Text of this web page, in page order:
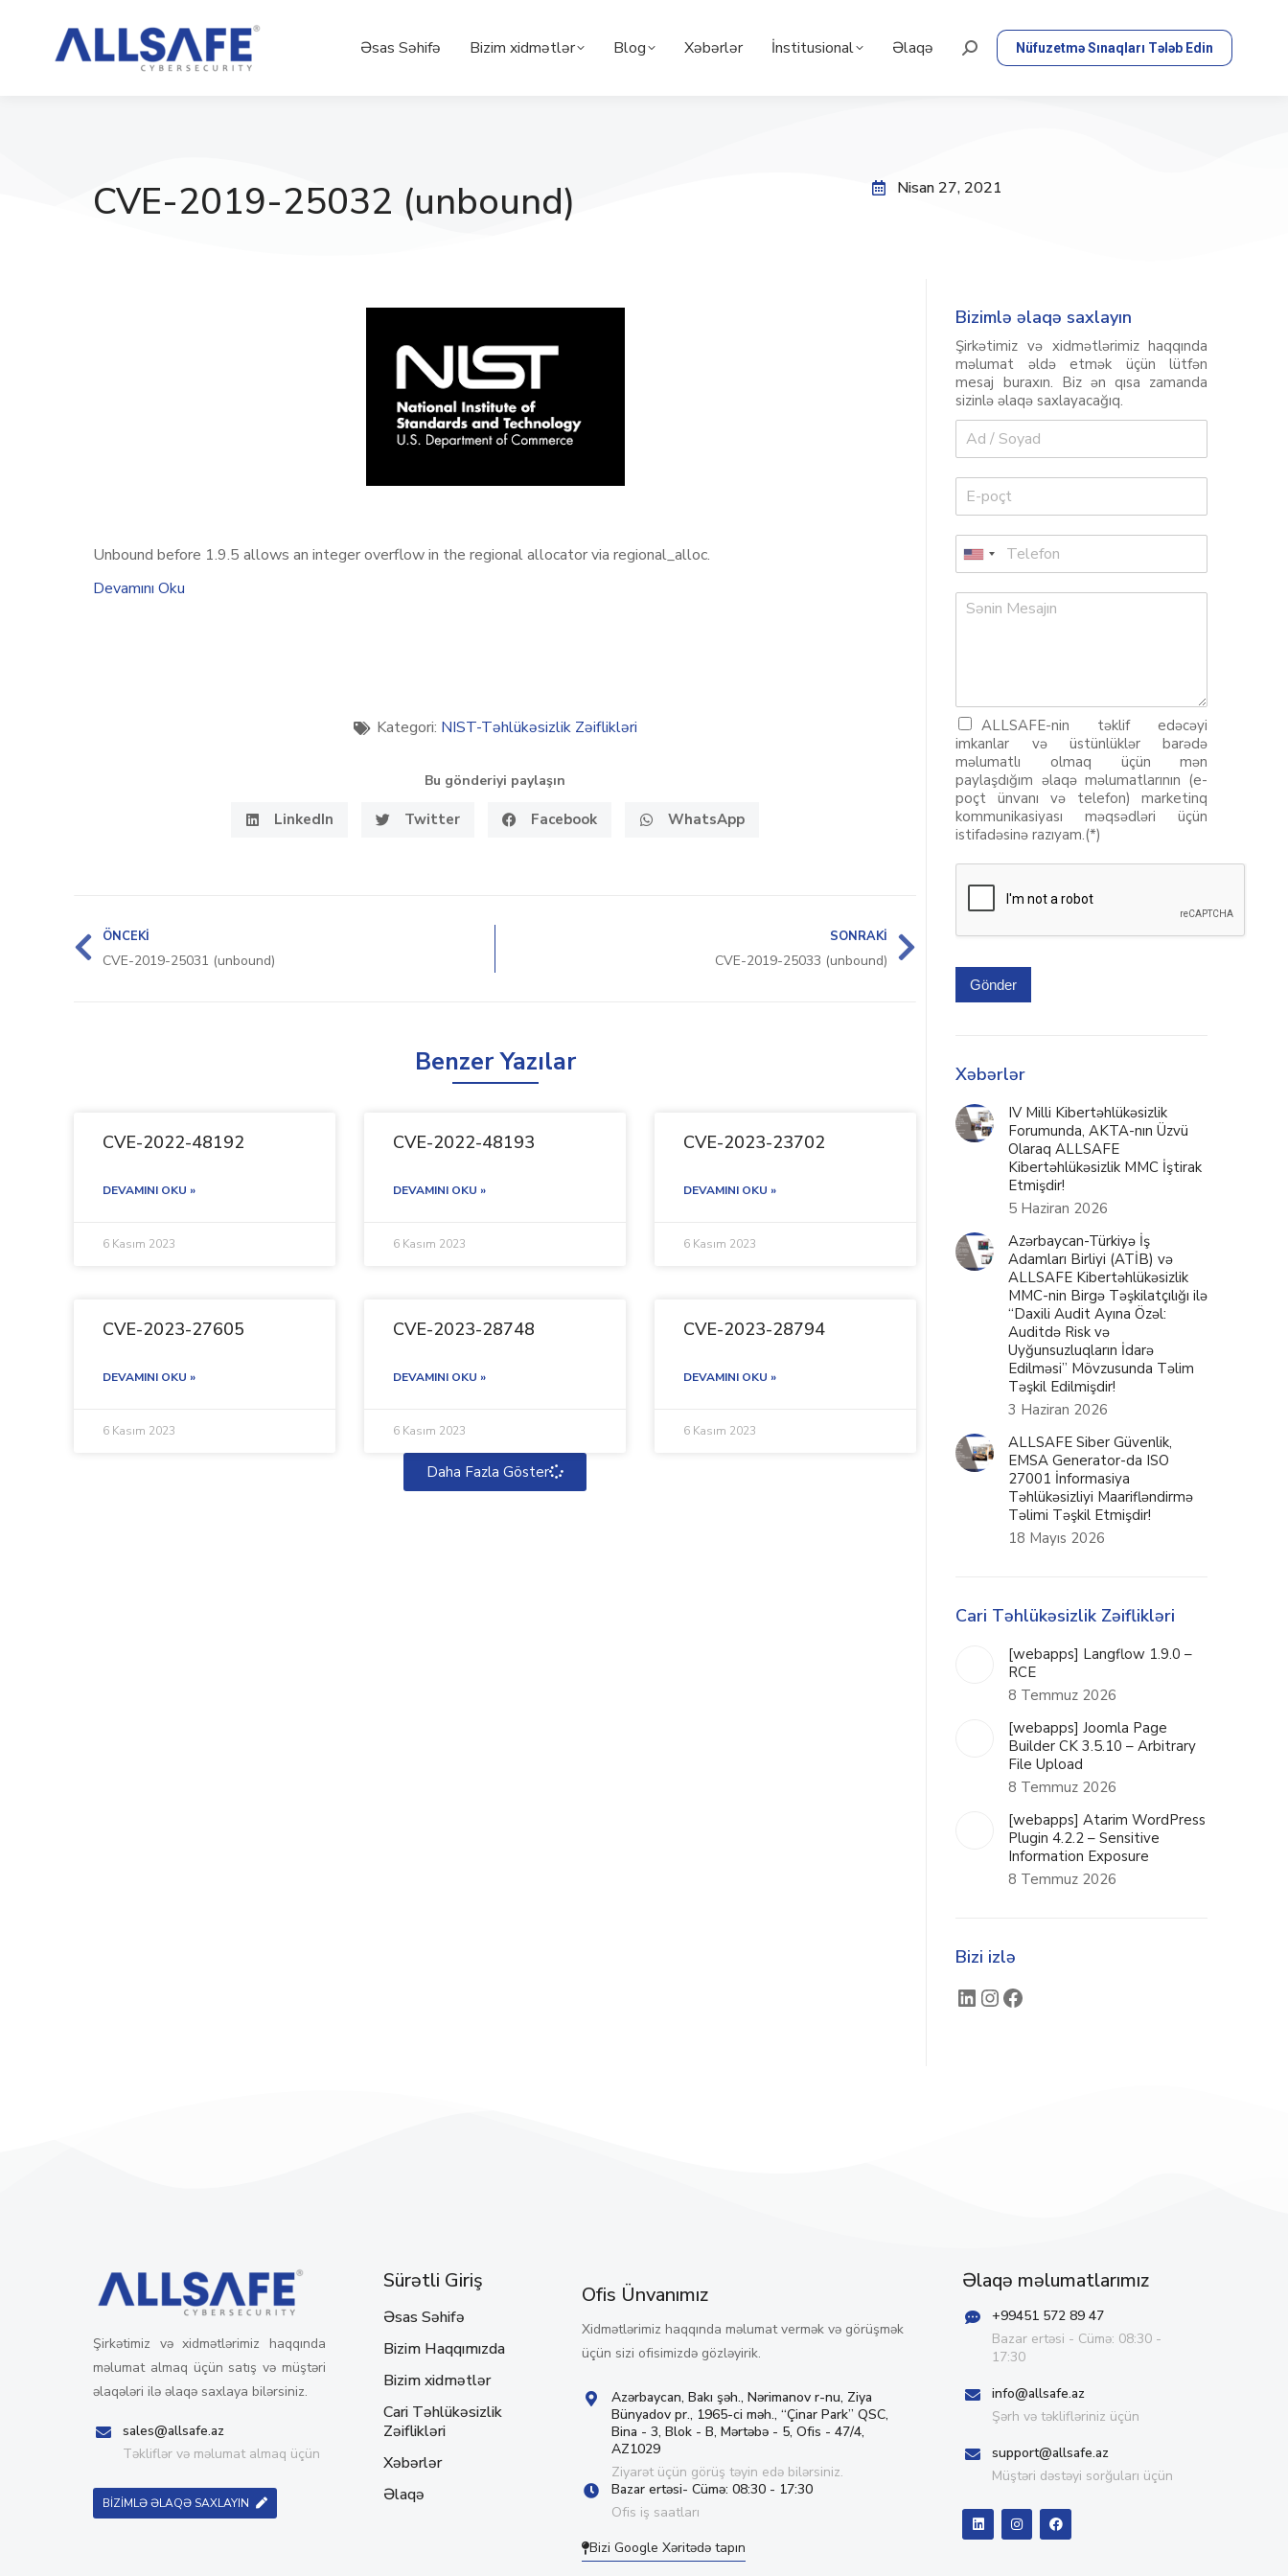
Əsas Səhifə Bizim xidmətlər Blog Xəbərlər İnstitusional Əlaqə Nüfuzetmə Sınaqları Tələb Edin
CVE-2019-25032 (unbound) Nisan 27, 2021
Unbound before 1.9.5 allows an integer overflow in the regional allocator via regional_alloc.
Devamını Oku
Kategori: NIST-Təhlükəsizlik Zəiflikləri
Bu gönderiyi paylaşın
LinkedIn Twitter Facebook WhatsApp
ÖNCEKI
CVE-2019-25031 (unbound)
SONRAKI
CVE-2019-25033 (unbound)
Benzer Yazılar
CVE-2022-48192
DEVAMINI OKU »
6 Kasım 2023
CVE-2022-48193
DEVAMINI OKU »
6 Kasım 2023
CVE-2023-23702
DEVAMINI OKU »
6 Kasım 2023
CVE-2023-27605
DEVAMINI OKU »
6 Kasım 2023
CVE-2023-28748
DEVAMINI OKU »
6 Kasım 2023
CVE-2023-28794
DEVAMINI OKU »
6 Kasım 2023
Daha Fazla Göster
Bizimlə əlaqə saxlayın
Şirkətimiz və xidmətlərimiz haqqında
məlumat əldə etmək üçün lütfən
mesaj buraxın. Biz ən qısa zamanda
sizinlə əlaqə saxlayacağıq.
ALLSAFE-nin təklif edəcəyi
imkanlar və üstünlüklər barədə
məlumatlı olmaq üçün mən
paylaşdığım əlaqə məlumatlarının (e-
poçt ünvanı və telefon) marketinq
kommunikasiyası məqsədləri üçün
istifadəsinə razıyam.(*)
Gönder
Xəbərlər
IV Milli Kibertəhlükəsizlik
Forumunda, AKTA-nın Üzvü
Olaraq ALLSAFE
Kibertəhlükəsizlik MMC İştirak
Etmişdir!
5 Haziran 2026
Azərbaycan-Türkiyə İş
Adamları Birliyi (ATİB) və
ALLSAFE Kibertəhlükəsizlik
MMC-nin Birgə Təşkilatçılığı ilə
“Daxili Audit Ayına Özəl:
Auditdə Risk və
Uyğunsuzluqların İdarə
Edilməsi” Mövzusunda Təlim
Təşkil Edilmişdir!
3 Haziran 2026
ALLSAFE Siber Güvenlik,
EMSA Generator-da ISO
27001 İnformasiya
Təhlükəsizliyi Maarifləndirmə
Təlimi Təşkil Etmişdir!
18 Mayıs 2026
Cari Təhlükəsizlik Zəiflikləri
[webapps] Langflow 1.9.0 –
RCE
8 Temmuz 2026
[webapps] Joomla Page
Builder CK 3.5.10 – Arbitrary
File Upload
8 Temmuz 2026
[webapps] Atarim WordPress
Plugin 4.2.2 – Sensitive
Information Exposure
8 Temmuz 2026
Bizi izlə
Şirkətimiz və xidmətlərimiz haqqında
məlumat almaq üçün satış və müştəri
əlaqələri ilə əlaqə saxlaya bilərsiniz.
sales@allsafe.az
Təkliflər və məlumat almaq üçün
BİZİMLƏ ƏLAQƏ SAXLAYIN
Sürətli Giriş
Əsas Səhifə
Bizim Haqqımızda
Bizim xidmətlər
Cari Təhlükəsizlik
Zəiflikləri
Xəbərlər
Əlaqə
Ofis Ünvanımız
Xidmətlərimiz haqqında məlumat vermək və görüşmək
üçün sizi ofisimizdə gözləyirik.
Azərbaycan, Bakı şəh., Nərimanov r-nu, Ziya
Bünyadov pr., 1965-ci məh., “Çinar Park” QSC,
Bina - 3, Blok - B, Mərtəbə - 5, Ofis - 47/4,
AZ1029
Ziyarət üçün görüş təyin edə bilərsiniz.
Bazar ertəsi- Cümə: 08:30 - 17:30
Ofis iş saatları
Bizi Google Xəritədə tapın
Əlaqə məlumatlarımız
+99451 572 89 47
Bazar ertəsi - Cümə: 08:30 -
17:30
info@allsafe.az
Şərh və təklifləriniz üçün
support@allsafe.az
Müştəri dəstəyi sorğuları üçün